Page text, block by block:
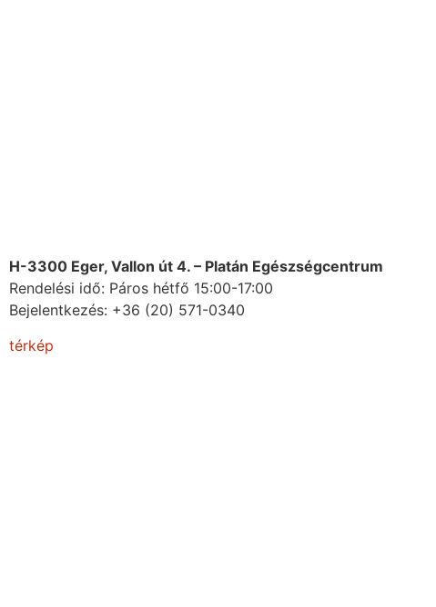
H-3300 Eger, Vallon út 4. – Platán Egészségcentrum
Rendelési idő: Páros hétfő 15:00-17:00
Bejelentkezés: +36 (20) 571-0340
térkép